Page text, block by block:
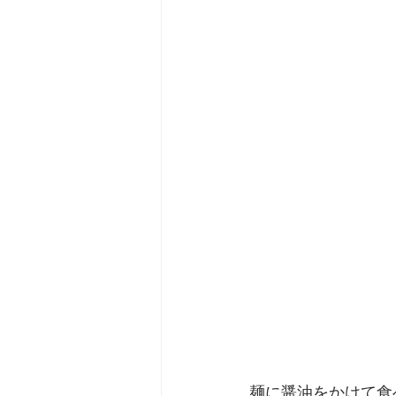
麺に醤油をかけて